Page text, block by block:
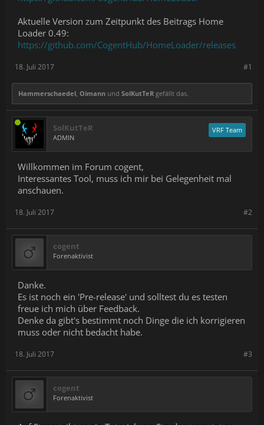
Aktuelle Version zum Zeitpunkt des Beitrags Home
Loader 0.49:
https://github.com/CogentHub/HomeLoader/releases
#1
18. Juli 2017
Hammerschaedel, Oimann und SolKutTeR gefällt das.
SolKutTeR
ADMIN
VRF Team
Willkommen im Forum cogent,
Interessantes Tool, muss ich mir bei Gelegenheit mal
anschauen.
#2
18. Juli 2017
cogent
Forenaktivist
Danke.
Es ist noch ein 'Pre-release' und solltest du es testen
freue ich mich über Feedback.
Denke da gibt's bestimmt noch Dinge die ich korrigieren
muss oder nicht bedacht habe.
#3
18. Juli 2017
cogent
Forenaktivist